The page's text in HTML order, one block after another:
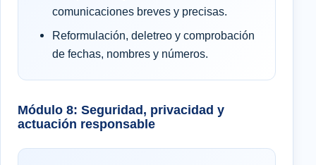
comunicaciones breves y precisas.
Reformulación, deletreo y comprobación
de fechas, nombres y números.
Módulo 8: Seguridad, privacidad y
actuación responsable